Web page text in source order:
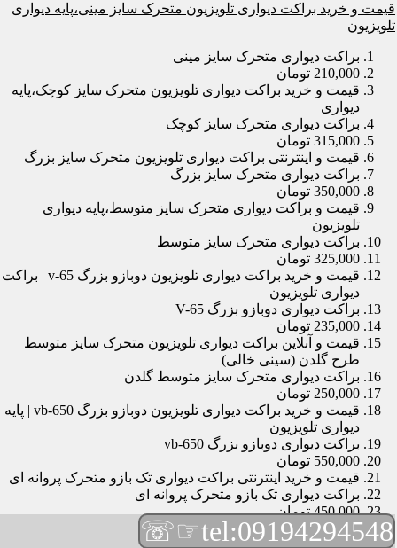
قیمت و خرید براکت دیواری تلویزیون متحرک سایز مینی،پایه دیواری
تلویزیون
براکت دیواری متحرک سایز مینی
210,000 تومان
قیمت و خرید براکت دیواری تلویزیون متحرک سایز کوچک،پایه
دیواری
براکت دیواری متحرک سایز کوچک
315,000 تومان
قیمت و اینترنتی براکت دیواری تلویزیون متحرک سایز بزرگ
براکت دیواری متحرک سایز بزرگ
350,000 تومان
قیمت و براکت دیواری متحرک سایز متوسط،پایه دیواری
تلویزیون
براکت دیواری متحرک سایز متوسط
325,000 تومان
قیمت و خرید براکت دیواری تلویزیون دوبازو بزرگ v-65 | براکت
دیواری تلویزیون
براکت دیواری دوبازو بزرگ V-65
235,000 تومان
قیمت و آنلاین براکت دیواری تلویزیون متحرک سایز متوسط
طرح گلدن (سینی خالی)
براکت دیواری متحرک سایز متوسط گلدن
250,000 تومان
قیمت و خرید براکت دیواری تلویزیون دوبازو بزرگ vb-650 | پایه
دیواری تلویزیون
براکت دیواری دوبازو بزرگ vb-650
550,000 تومان
قیمت و خرید اینترنتی براکت دیواری تک بازو متحرک پروانه ای
براکت دیواری تک بازو متحرک پروانه ای
450,000 تومان
قیمت و براکت دیواری تلویزیون مچی | براکت دیواری تلویزیون
tel:09194294548
☞☏